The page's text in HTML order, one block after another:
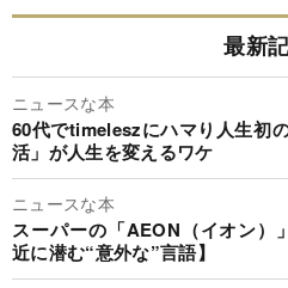
最新
ニュースな本
60代でtimeleszにハマり人生初
活」が人生を変えるワケ
ニュースな本
スーパーの「AEON（イオン）
近に潜む“意外な”言語】